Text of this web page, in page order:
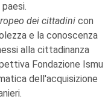
dei cittadini con
e la conoscenza
alla cittadinanza
Fondazione Ismu
dell'acquisizione